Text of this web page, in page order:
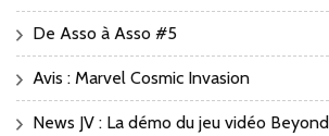
De Asso à Asso #5
Avis : Marvel Cosmic Invasion
News JV : La démo du jeu vidéo